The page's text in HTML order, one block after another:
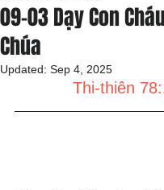
09-03 Dạy Con
Chúa
Updated: Sep 4, 2025
Thi-thiên